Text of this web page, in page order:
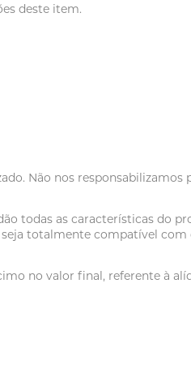
deste item.
Não nos
todas as características do
totalmente compatível com
no valor final, referente à